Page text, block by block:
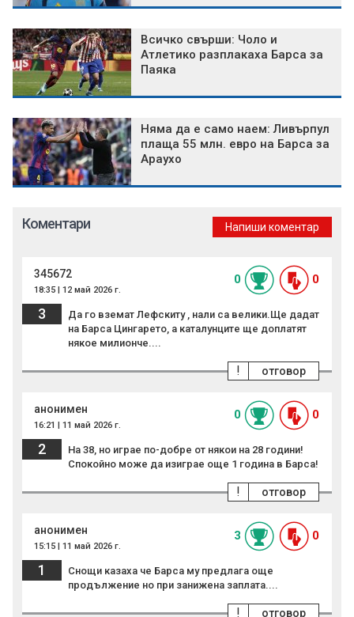
Всичко свърши: Чоло и
Атлетико разплакаха Барса за
Паяка
Няма да е само наем: Ливърпул
плаща 55 млн. евро на Барса за
Араухо
Коментари Напиши коментар
345672
18:35 | 12 май 2026 г.
0 0
3
Да го вземат Лефскиту , нали са велики.Ще дадат
на Барса Цингарето, а каталунците ще доплатят
някое милионче....
отговор
!
анонимен
16:21 | 11 май 2026 г.
0 0
2
На 38, но играе по-добре от някои на 28 години!
Спокойно може да изиграе още 1 година в Барса!
отговор
!
анонимен
15:15 | 11 май 2026 г.
3 0
1
Снощи казаха че Барса му предлага още
продължение но при занижена заплата....
отговор
!